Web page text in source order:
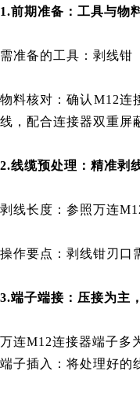
1.前期准备：工具与物
需准备的工具：剥线钳
物料核对：确认M12连
线，配合连接器双重屏
2.线缆预处理：精准剥
剥线长度：参照万连
操作要点：剥线钳刃口
3.端子端接：压接为主
万连M12连接器端子多
端子插入：将处理好的